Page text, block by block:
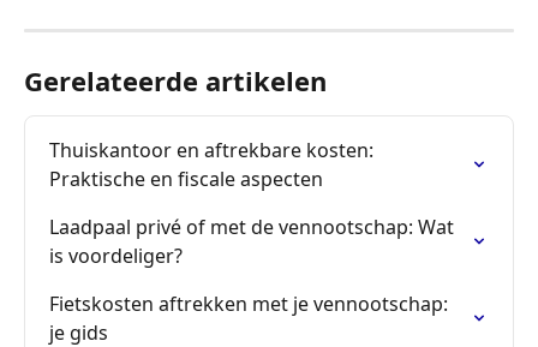
Gerelateerde artikelen
Thuiskantoor en aftrekbare kosten:
Praktische en fiscale aspecten
Laadpaal privé of met de vennootschap: Wat
is voordeliger?
Fietskosten aftrekken met je vennootschap:
je gids